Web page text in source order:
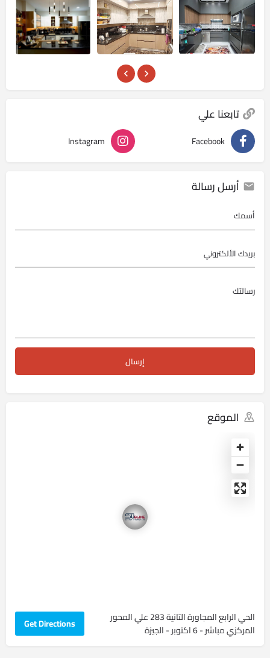
تابعنا علي
Facebook
Instagram
أرسل رسالة
الموقع
الحي الرابع المجاورة التانية 283 علي المحور
المركزي مباشر - 6 اكتوبر - الجيزة
Get Directions